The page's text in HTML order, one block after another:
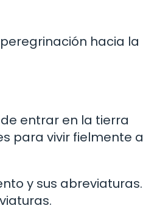
hacia la
entrar en la tierra
para vivir fielmente a
y sus abreviaturas.